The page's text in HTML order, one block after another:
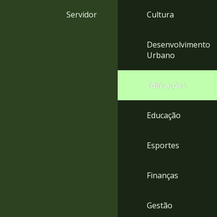
Servidor Cultura
Desenvolvimento
Urbano
Edificações
Educação
Esportes
Finanças
Gestão